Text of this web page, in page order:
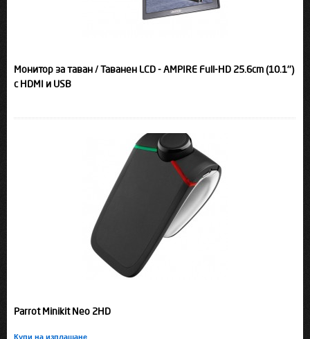
Монитор за таван / Таванен LCD - AMPIRE Full-HD 25.6cm (10.1'')
с HDMI и USB
Parrot Minikit Neo 2HD
Купи на изплащане